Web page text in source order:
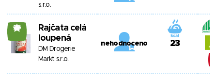
s.r.o.
26
Rajčata celá
loupená
DM Drogerie
Markt s.r.o.
nehodnoceno 23